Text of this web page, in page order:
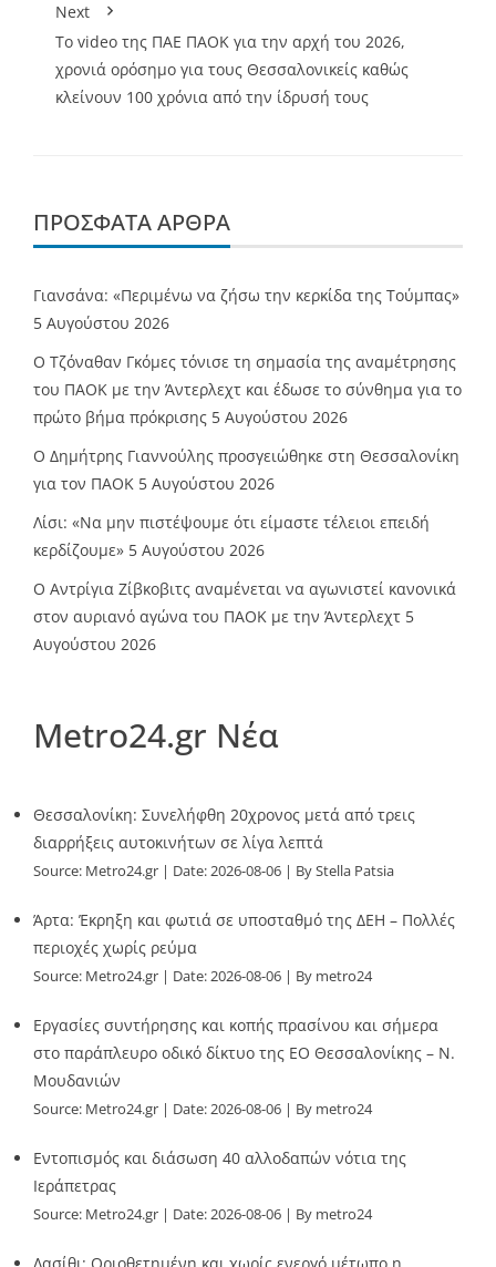
Next
Το video της ΠΑΕ ΠΑΟΚ για την αρχή του 2026,
χρονιά ορόσημο για τους Θεσσαλονικείς καθώς
κλείνουν 100 χρόνια από την ίδρυσή τους
ΠΡΌΣΦΑΤΑ ΆΡΘΡΑ
Γιανσάνα: «Περιμένω να ζήσω την κερκίδα της Τούμπας»
5 Αυγούστου 2026
Ο Τζόναθαν Γκόμες τόνισε τη σημασία της αναμέτρησης
του ΠΑΟΚ με την Άντερλεχτ και έδωσε το σύνθημα για το
πρώτο βήμα πρόκρισης 5 Αυγούστου 2026
Ο Δημήτρης Γιαννούλης προσγειώθηκε στη Θεσσαλονίκη
για τον ΠΑΟΚ 5 Αυγούστου 2026
Λίσι: «Να μην πιστέψουμε ότι είμαστε τέλειοι επειδή
κερδίζουμε» 5 Αυγούστου 2026
Ο Αντρίγια Ζίβκοβιτς αναμένεται να αγωνιστεί κανονικά
στον αυριανό αγώνα του ΠΑΟΚ με την Άντερλεχτ 5
Αυγούστου 2026
Metro24.gr Νέα
Θεσσαλονίκη: Συνελήφθη 20χρονος μετά από τρεις
διαρρήξεις αυτοκινήτων σε λίγα λεπτά
Source: Metro24.gr Date: 2026-08-06 By Stella Patsia
Άρτα: Έκρηξη και φωτιά σε υποσταθμό της ΔΕΗ – Πολλές
περιοχές χωρίς ρεύμα
Source: Metro24.gr Date: 2026-08-06 By metro24
Εργασίες συντήρησης και κοπής πρασίνου και σήμερα
στο παράπλευρο οδικό δίκτυο της ΕΟ Θεσσαλονίκης – Ν.
Μουδανιών
Source: Metro24.gr Date: 2026-08-06 By metro24
Εντοπισμός και διάσωση 40 αλλοδαπών νότια της
Ιεράπετρας
Source: Metro24.gr Date: 2026-08-06 By metro24